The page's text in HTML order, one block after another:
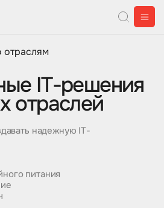
отраслям
IТ-решения
отраслей
надежную IТ-
питания